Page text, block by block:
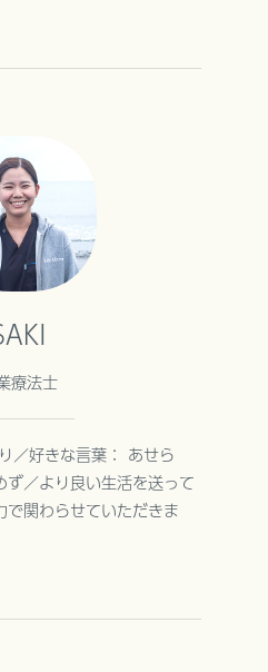
療法士
／好きな言葉： あせら
／より良い生活を送って
関わらせていただきま